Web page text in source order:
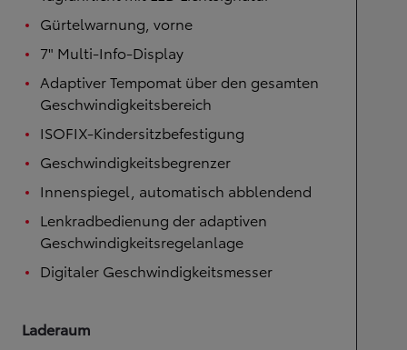
Gürtelwarnung, vorne
7" Multi-Info-Display
Adaptiver Tempomat über den gesamten
Geschwindigkeitsbereich
ISOFIX-Kindersitzbefestigung
Geschwindigkeitsbegrenzer
Innenspiegel, automatisch abblendend
Lenkradbedienung der adaptiven
Geschwindigkeitsregelanlage
Digitaler Geschwindigkeitsmesser
Laderaum